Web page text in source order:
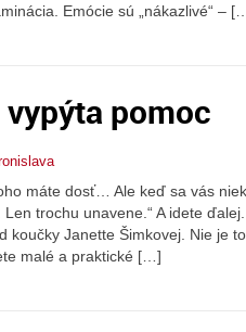
Emócie sú „nákazlivé“ –
pomoc
máte dosť… Ale keď sa vás
trochu unavene.“ A idete
koučky Janette Šimkovej. Nie je
malé a praktické […]